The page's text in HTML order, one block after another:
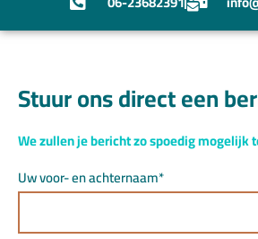
Stuur ons direct een
We zullen je bericht zo spoedig mogelijk
Uw voor- en achternaam*